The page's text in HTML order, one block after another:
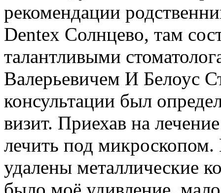
рекомендации
Dentex Солнцево, там
талантливыми
Валерьевичем И Белоус
консультации был
визит. Приехав на
лечить под
удалены металлические